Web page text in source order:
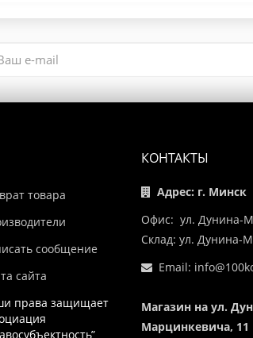
товара
сообщение
сайта
права защищает
КОНТАКТЫ
Адрес: г. Минск
Офис: ул. Дунина-
Склад: ул. Дунина-
Email:
Магазин на ул.
Марцинкевича, 11